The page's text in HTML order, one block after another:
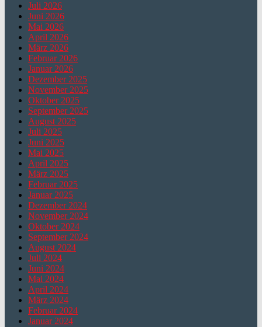
Juli 2026
Juni 2026
Mai 2026
April 2026
März 2026
Februar 2026
Januar 2026
Dezember 2025
November 2025
Oktober 2025
September 2025
August 2025
Juli 2025
Juni 2025
Mai 2025
April 2025
März 2025
Februar 2025
Januar 2025
Dezember 2024
November 2024
Oktober 2024
September 2024
August 2024
Juli 2024
Juni 2024
Mai 2024
April 2024
März 2024
Februar 2024
Januar 2024